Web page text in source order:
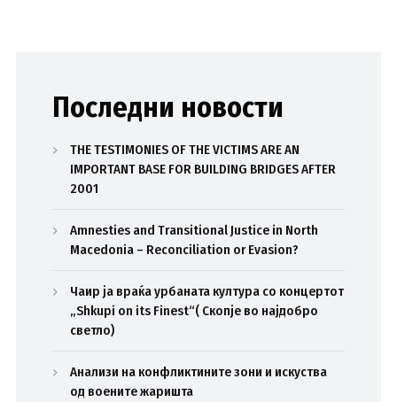
Последни новости
THE TESTIMONIES OF THE VICTIMS ARE AN
IMPORTANT BASE FOR BUILDING BRIDGES AFTER
2001
Amnesties and Transitional Justice in North
Macedonia – Reconciliation or Evasion?
Чаир ја враќа урбаната култура со концертот
„Shkupi on its Finest“( Скопје во најдобро
светло)
Анализи на конфликтините зони и искуства
од воените жаришта